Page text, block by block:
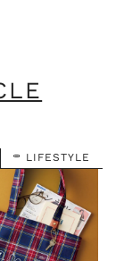
LIFESTYLE